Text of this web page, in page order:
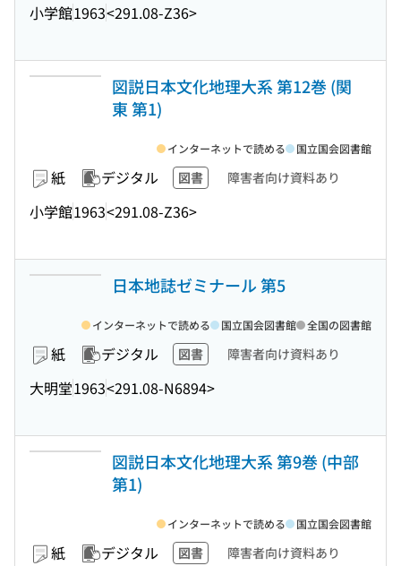
小学館1963<291.08-Z36>
図説日本文化地理大系 第12巻 (関
東 第1)
紙 デジタル 図書 障害者向け資料あり
小学館1963<291.08-Z36>
インターネットで読める 国立国会図書館
日本地誌ゼミナール 第5
紙 デジタル 図書 障害者向け資料あり
大明堂1963<291.08-N6894>
インターネットで読める 国立国会図書館 全国の図書館
図説日本文化地理大系 第9巻 (中部
第1)
紙 デジタル 図書 障害者向け資料あり
インターネットで読める 国立国会図書館